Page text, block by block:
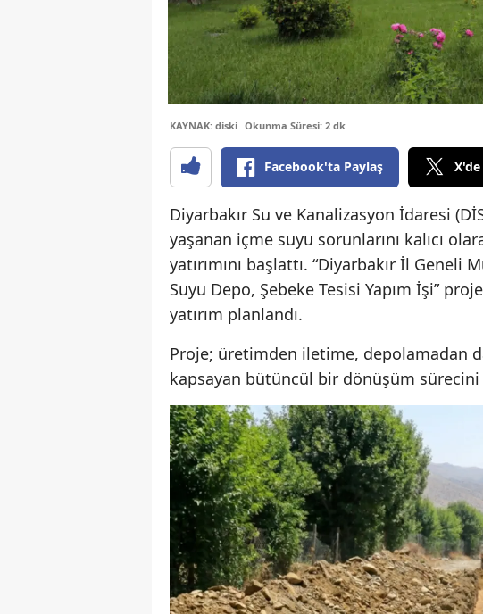
KAYNAK: diski Okunma Süresi: 2 dk
Facebook'ta Paylaş
Diyarbakır Su ve Kanalizasyon İdaresi
yaşanan içme suyu sorunlarını kalıcı
yatırımını başlattı. “Diyarbakır İl
Suyu Depo, Şebeke Tesisi Yapım İşi”
yatırım planlandı.
Proje; üretimden iletime, depolamadan
kapsayan bütüncül bir dönüşüm sürecini